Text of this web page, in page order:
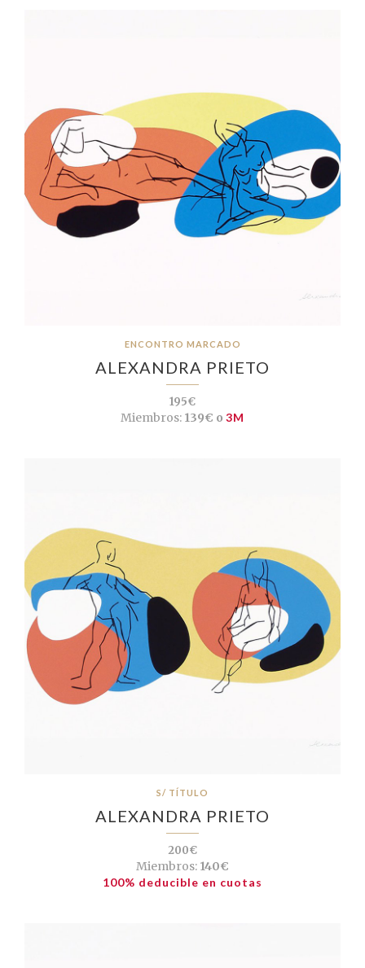
ENCONTRO MARCADO
ALEXANDRA PRIETO
195€
Miembros: 139€ o 3M
S/ TÍTULO
ALEXANDRA PRIETO
200€
Miembros: 140€
100% deducible en cuotas